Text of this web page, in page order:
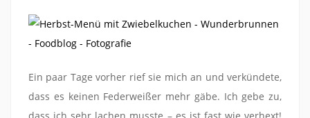
Ein paar Tage vorher rief sie mich an und verkündete,
dass es keinen Federweißer mehr gäbe. Ich gebe zu,